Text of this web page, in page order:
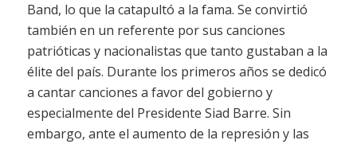
Band, lo que la catapultó a la fama. Se convirtió
también en un referente por sus canciones
patrióticas y nacionalistas que tanto gustaban a la
élite del país. Durante los primeros años se dedicó
a cantar canciones a favor del gobierno y
especialmente del Presidente Siad Barre. Sin
embargo, ante el aumento de la represión y las